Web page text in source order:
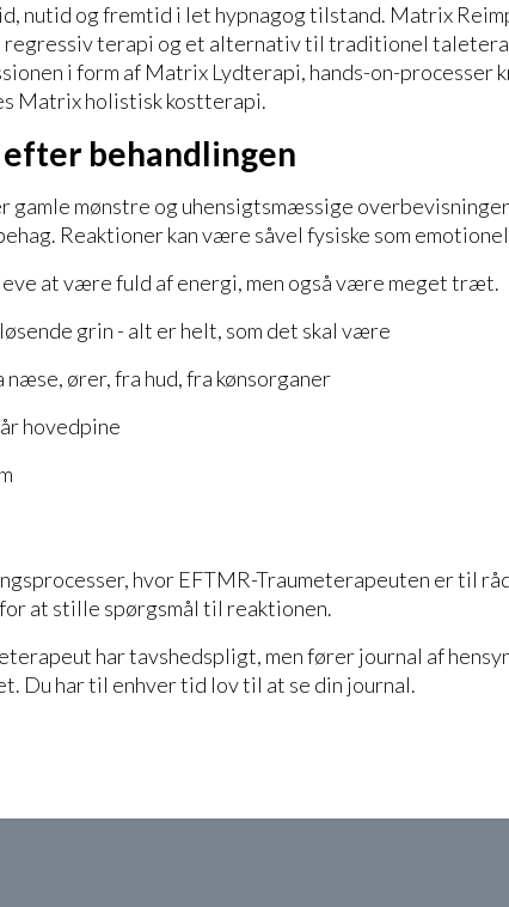
nutid og fremtid i let hypnagog tilstand. Matrix
terapi og et alternativ til traditionel
i form af Matrix Lydterapi, hands-on-processer
Matrix holistisk kostterapi.
behandlingen
gamle mønstre og uhensigtsmæssige
Reaktioner kan være såvel fysiske som
at være fuld af energi, men også være meget træt.
grin - alt er helt, som det skal være
næse, ører, fra hud, fra kønsorganer
hovedpine
hvor EFTMR-Traumeterapeuten er til
at stille spørgsmål til reaktionen.
har tavshedspligt, men fører journal af
Du har til enhver tid lov til at se din journal.